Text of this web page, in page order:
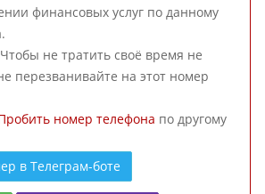
финансовых услуг по данному
не тратить своё время не
перезванивайте на этот номер
номер телефона по другому
в Телеграм-боте